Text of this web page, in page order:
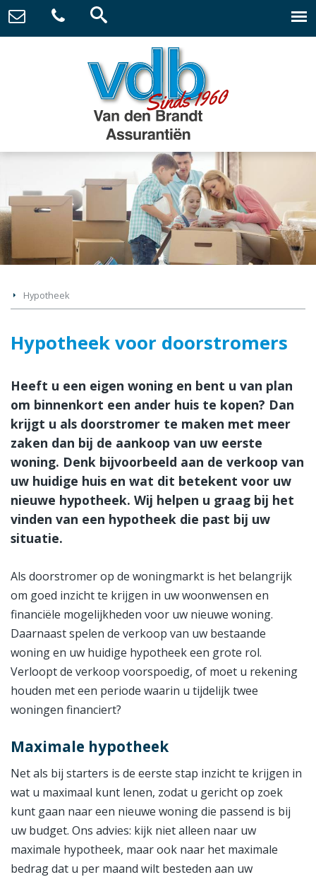
Hypotheek
Hypotheek voor doorstromers
Heeft u een eigen woning en bent u van plan
om binnenkort een ander huis te kopen? Dan
krijgt u als doorstromer te maken met meer
zaken dan bij de aankoop van uw eerste
woning. Denk bijvoorbeeld aan de verkoop van
uw huidige huis en wat dit betekent voor uw
nieuwe hypotheek. Wij helpen u graag bij het
vinden van een hypotheek die past bij uw
situatie.
Als doorstromer op de woningmarkt is het belangrijk
om goed inzicht te krijgen in uw woonwensen en
financiële mogelijkheden voor uw nieuwe woning.
Daarnaast spelen de verkoop van uw bestaande
woning en uw huidige hypotheek een grote rol.
Verloopt de verkoop voorspoedig, of moet u rekening
houden met een periode waarin u tijdelijk twee
woningen financiert?
Maximale hypotheek
Net als bij starters is de eerste stap inzicht te krijgen in
wat u maximaal kunt lenen, zodat u gericht op zoek
kunt gaan naar een nieuwe woning die passend is bij
uw budget. Ons advies: kijk niet alleen naar uw
maximale hypotheek, maar ook naar het maximale
bedrag dat u per maand wilt besteden aan uw